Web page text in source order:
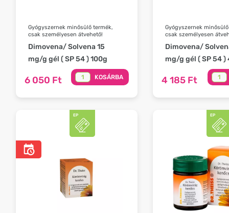
Gyógyszernek minősülő termék,
csak személyesen átvehető!
Dimovena/ Solvena 15
mg/g gél ( SP 54 ) 100g
6 050 Ft KOSÁRBA
Gyógyszernek
csak személyesen
Dimovena/
mg/g gél ( SP 54 )
4 185 Ft